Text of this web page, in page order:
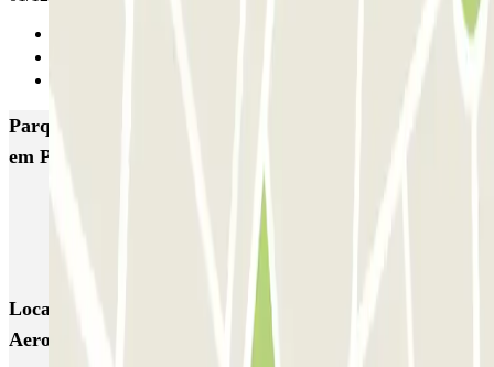
Parques de estacionamento com melhor classificação
em Pamplona
COPARK Hospital San Juan de Dios Pamplona
Locais e eventos interessantes próximos de AENA
Aeropuerto de Pamplona - General